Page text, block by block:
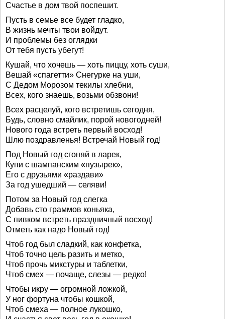
Счастье в дом твой поспешит.
Пусть в семье все будет гладко,
В жизнь мечты твои войдут.
И проблемы без оглядки
От тебя пусть убегут!
Кушай, что хочешь — хоть пиццу, хоть суши,
Вешай «спагетти» Снегурке на уши,
С Дедом Морозом текилы хлебни,
Всех, кого знаешь, возьми обзвони!
Всех расцелуй, кого встретишь сегодня,
Будь, словно смайлик, порой новогодней!
Нового года встреть первый восход!
Шлю поздравленья! Встречай Новый год!
Под Новый год сгоняй в ларек,
Купи с шампанским «пузырек»,
Его с друзьями «раздави»
За год ушедший — селяви!
Потом за Новый год слегка
Добавь сто граммов коньяка,
С пивком встреть праздничный восход!
Отметь как надо Новый год!
Чтоб год был сладкий, как конфетка,
Чтоб точно цель разить и метко,
Чтоб прочь микстуры и таблетки,
Чтоб смех — почаще, слезы — редко!
Чтобы икру — огромной ложкой,
У ног фортуна чтобы кошкой,
Чтоб смеха — полное лукошко,